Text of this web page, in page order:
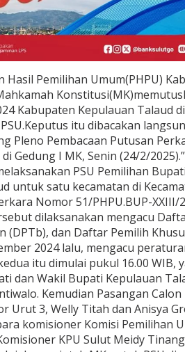
Hasil Pemilihan Umum(PHPU)
Kabupaten Kepulauan Talaud
itu dibacakan
Pleno Pembacaan Putusan
Gedung I MK, Senin (24/2/
PSU Pemilihan
untuk satu kecamatan di
Nomor 51/PHPU.BUP-XXIII/
dilaksanakan mengacu
(DPTb), dan Daftar Pemilih
2024 lalu, mengacu
itu dimulai pukul 16.00 WIB,
dan Wakil Bupati Kepulauan
Kemudian Pasangan
Urut 3, Welly Titah dan Anisya
komisioner Komisi Pemilihan
KPU Sulut Meidy